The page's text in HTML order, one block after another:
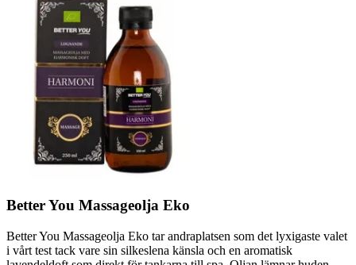
Better You Massageolja Eko
Better You Massageolja Eko tar andraplatsen som det lyxigaste valet
i vårt test tack vare sin silkeslena känsla och en aromatisk